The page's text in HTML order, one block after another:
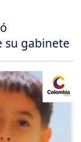
su gabinete